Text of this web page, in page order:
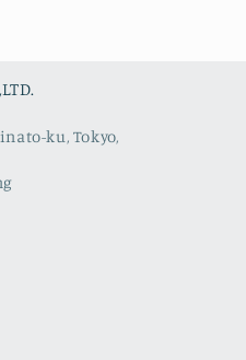
ku, Tokyo,